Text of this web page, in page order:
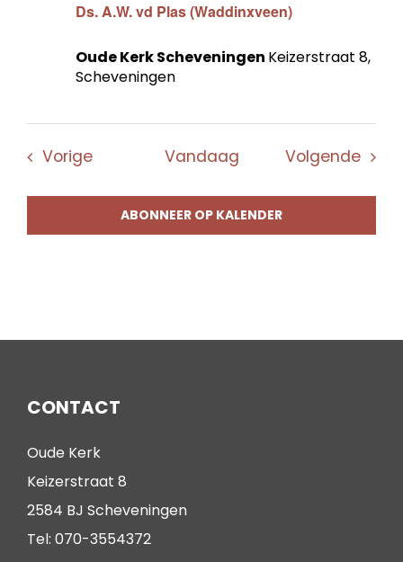
Ds. A.W. vd Plas (Waddinxveen)
Oude Kerk Scheveningen Keizerstraat 8,
Scheveningen
VorigeEvenementenVandaag Volgende
ABONNEER OP KALENDER
CONTACT
Oude Kerk
Keizerstraat 8
2584 BJ Scheveningen
Tel: 070-3554372